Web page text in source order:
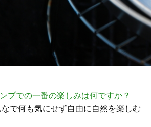
プでの一番の楽しみは何ですか？
で何も気にせず自由に自然を楽しむ